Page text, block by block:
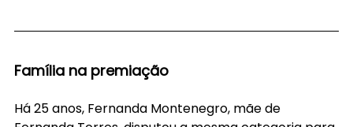
Família na premiação
Há 25 anos, Fernanda Montenegro, mãe de